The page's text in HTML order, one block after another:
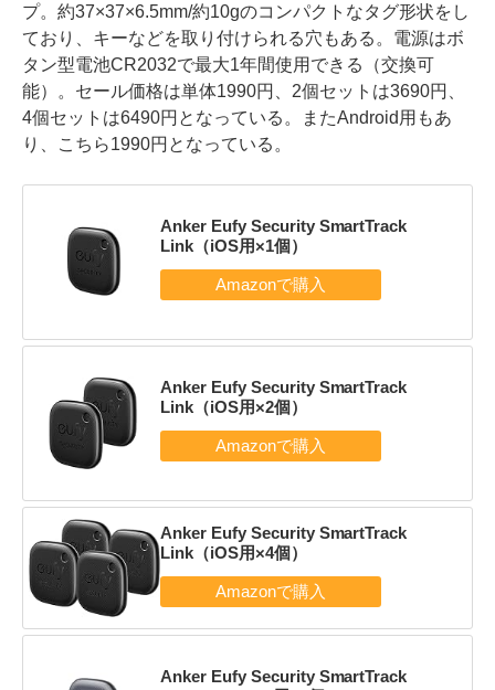
プ。約37×37×6.5mm/約10gのコンパクトなタグ形状をし
ており、キーなどを取り付けられる穴もある。電源はボ
タン型電池CR2032で最大1年間使用できる（交換可
能）。セール価格は単体1990円、2個セットは3690円、
4個セットは6490円となっている。またAndroid用もあ
り、こちら1990円となっている。
Anker Eufy Security SmartTrack
Link（iOS用×1個）
Anker Eufy Security SmartTrack
Link（iOS用×2個）
Anker Eufy Security SmartTrack
Link（iOS用×4個）
Anker Eufy Security SmartTrack